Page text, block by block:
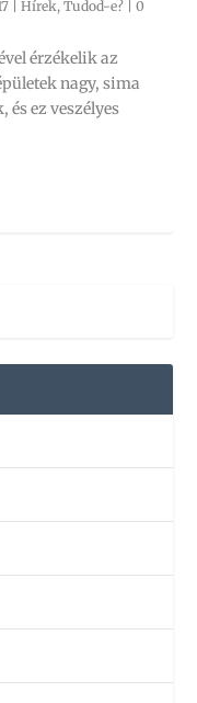
|Hírek,Tudod-e? |0
érzékelik az
nagy, sima
ez veszélyes